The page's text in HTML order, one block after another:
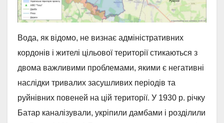
Вода, як відомо, не визнає адміністративних
кордонів і жителі цільової території стикаються з
двома важливими проблемами, якими є негативні
наслідки тривалих засушливих періодів та
руйнівних повеней на цій території. У 1930 р. річку
Батар каналізували, укріпили дамбами і розділили